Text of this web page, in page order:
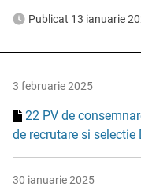
Publicat 13 ianuarie
3 februarie 2025
22 PV de
de recrutare si selectie
30 ianuarie 2025